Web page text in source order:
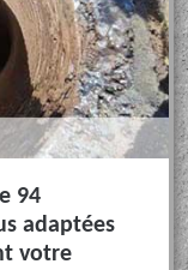
94
adaptées
votre